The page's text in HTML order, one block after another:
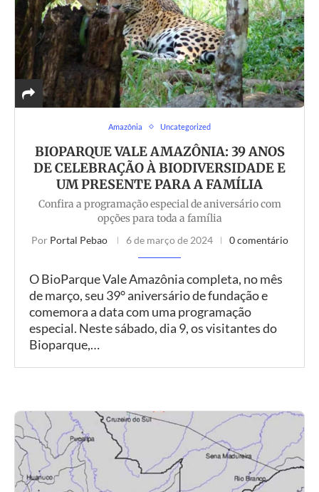
Amazônia Uncategorized
BIOPARQUE VALE AMAZÔNIA: 39 ANOS
DE CELEBRAÇÃO À BIODIVERSIDADE E
UM PRESENTE PARA A FAMÍLIA
Confira a programação especial de aniversário com
opções para toda a família
Por Portal Pebao 6 de março de 2024 0 comentário
O BioParque Vale Amazônia completa, no mês
de março, seu 39° aniversário de fundação e
comemora a data com uma programação
especial. Neste sábado, dia 9, os visitantes do
Bioparque,…